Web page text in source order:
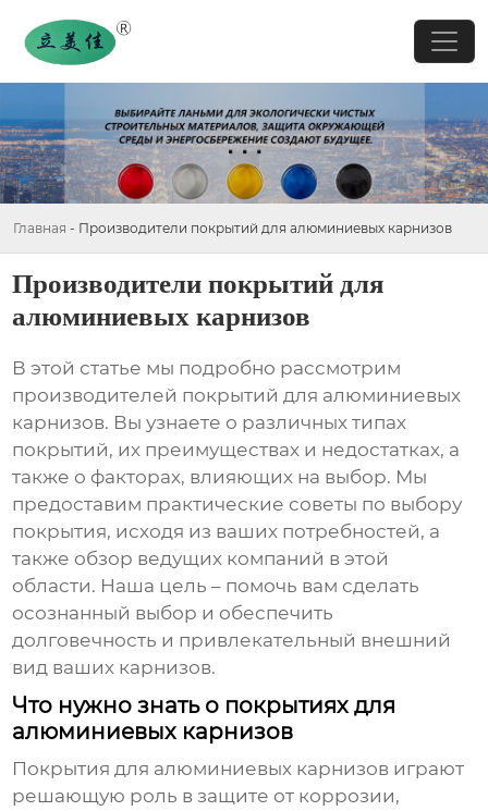
Главная - Производители покрытий для алюминиевых карнизов
Производители покрытий для
алюминиевых карнизов
В этой статье мы подробно рассмотрим
производителей покрытий для алюминиевых
карнизов. Вы узнаете о различных типах
покрытий, их преимуществах и недостатках, а
также о факторах, влияющих на выбор. Мы
предоставим практические советы по выбору
покрытия, исходя из ваших потребностей, а
также обзор ведущих компаний в этой
области. Наша цель – помочь вам сделать
осознанный выбор и обеспечить
долговечность и привлекательный внешний
вид ваших карнизов.
Что нужно знать о покрытиях для
алюминиевых карнизов
Покрытия для алюминиевых карнизов играют
решающую роль в защите от коррозии,